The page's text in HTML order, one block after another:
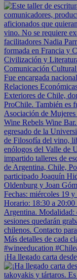
¡Ha llegado carta